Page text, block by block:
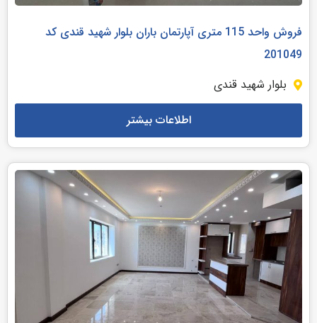
فروش واحد 115 متری آپارتمان باران بلوار شهید قندی کد
201049
بلوار شهید قندی
اطلاعات بیشتر